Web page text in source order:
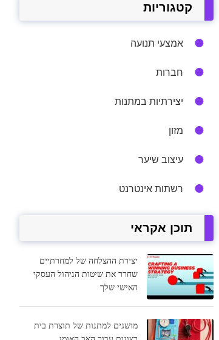
קטגוריות
אמצעי תנועה
חברות
יצירתיות במתנות
מזון
עיצוב שיער
רשתות אינטרנט
תוכן אקראי
יצירת ההצלחה של למחרתיים
שחרר את שיטות הניהול העסקי
האישי שלך
מושגים למתנות של תוצרת בית